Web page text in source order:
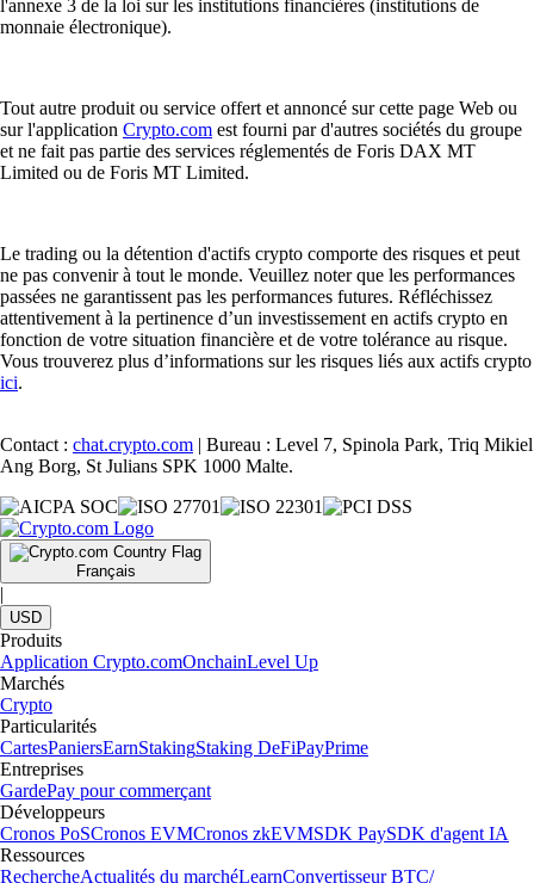
l'annexe 3 de la loi sur les institutions financières (institutions de
monnaie électronique).
Tout autre produit ou service offert et annoncé sur cette page Web ou
sur l'application Crypto.com est fourni par d'autres sociétés du groupe
et ne fait pas partie des services réglementés de Foris DAX MT
Limited ou de Foris MT Limited.
Le trading ou la détention d'actifs crypto comporte des risques et peut
ne pas convenir à tout le monde. Veuillez noter que les performances
passées ne garantissent pas les performances futures. Réfléchissez
attentivement à la pertinence d’un investissement en actifs crypto en
fonction de votre situation financière et de votre tolérance au risque.
Vous trouverez plus d’informations sur les risques liés aux actifs crypto
ici.
Contact : chat.crypto.com | Bureau : Level 7, Spinola Park, Triq Mikiel
Ang Borg, St Julians SPK 1000 Malte.
Français
|
USD
Produits
Application Crypto.comOnchainLevel Up
Marchés
Crypto
Particularités
CartesPaniersEarnStakingStaking DeFiPayPrime
Entreprises
GardePay pour commerçant
Développeurs
Cronos PoSCronos EVMCronos zkEVMSDK PaySDK d'agent IA
Ressources
RechercheActualités du marchéLearnConvertisseur BTC/